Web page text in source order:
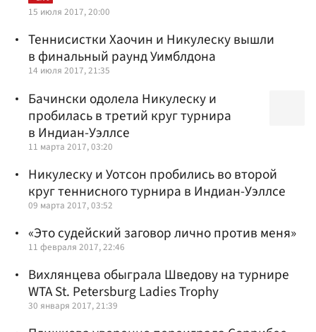
15 июля 2017, 20:00
Теннисистки Хаочин и Никулеску вышли
в финальный раунд Уимблдона
14 июля 2017, 21:35
Бачински одолела Никулеску и
пробилась в третий круг турнира
в Индиан-Уэллсе
11 марта 2017, 03:20
Никулеску и Уотсон пробились во второй
круг теннисного турнира в Индиан-Уэллсе
09 марта 2017, 03:52
«Это судейский заговор лично против меня»
11 февраля 2017, 22:46
Вихлянцева обыграла Шведову на турнире
WTA St. Petersburg Ladies Trophy
30 января 2017, 21:39